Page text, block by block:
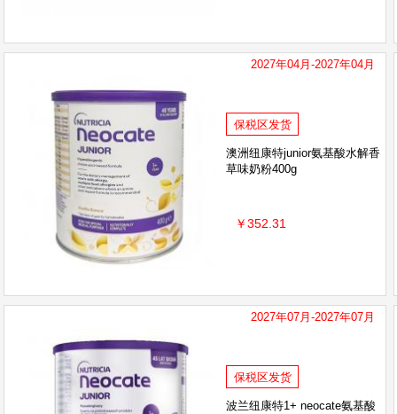
2027年04月-2027年04月
保税区发货
澳洲纽康特junior氨基酸水解香
草味奶粉400g
￥352.31
2027年07月-2027年07月
保税区发货
波兰纽康特1+ neocate氨基酸